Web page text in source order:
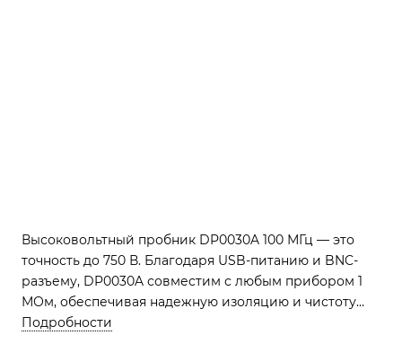
Высоковольтный пробник DP0030A 100 МГц — это
точность до 750 В. Благодаря USB-питанию и BNC-
разъему, DP0030A совместим с любым прибором 1
МОм, обеспечивая надежную изоляцию и чистоту
сигнала при отладке силовых схем и
Подробности